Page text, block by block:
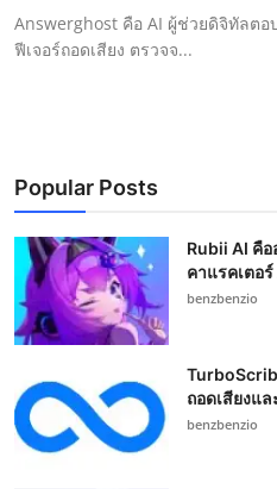
Answerghost คือ AI ผู้ช่วยดิจิทัลตอ
ฟีเจอร์ถอดเสียง ตรวจจ...
Popular Posts
Rubii AI คื
คาแรคเตอ
benzbenzio
ถอดเสียงแล
benzbenzio